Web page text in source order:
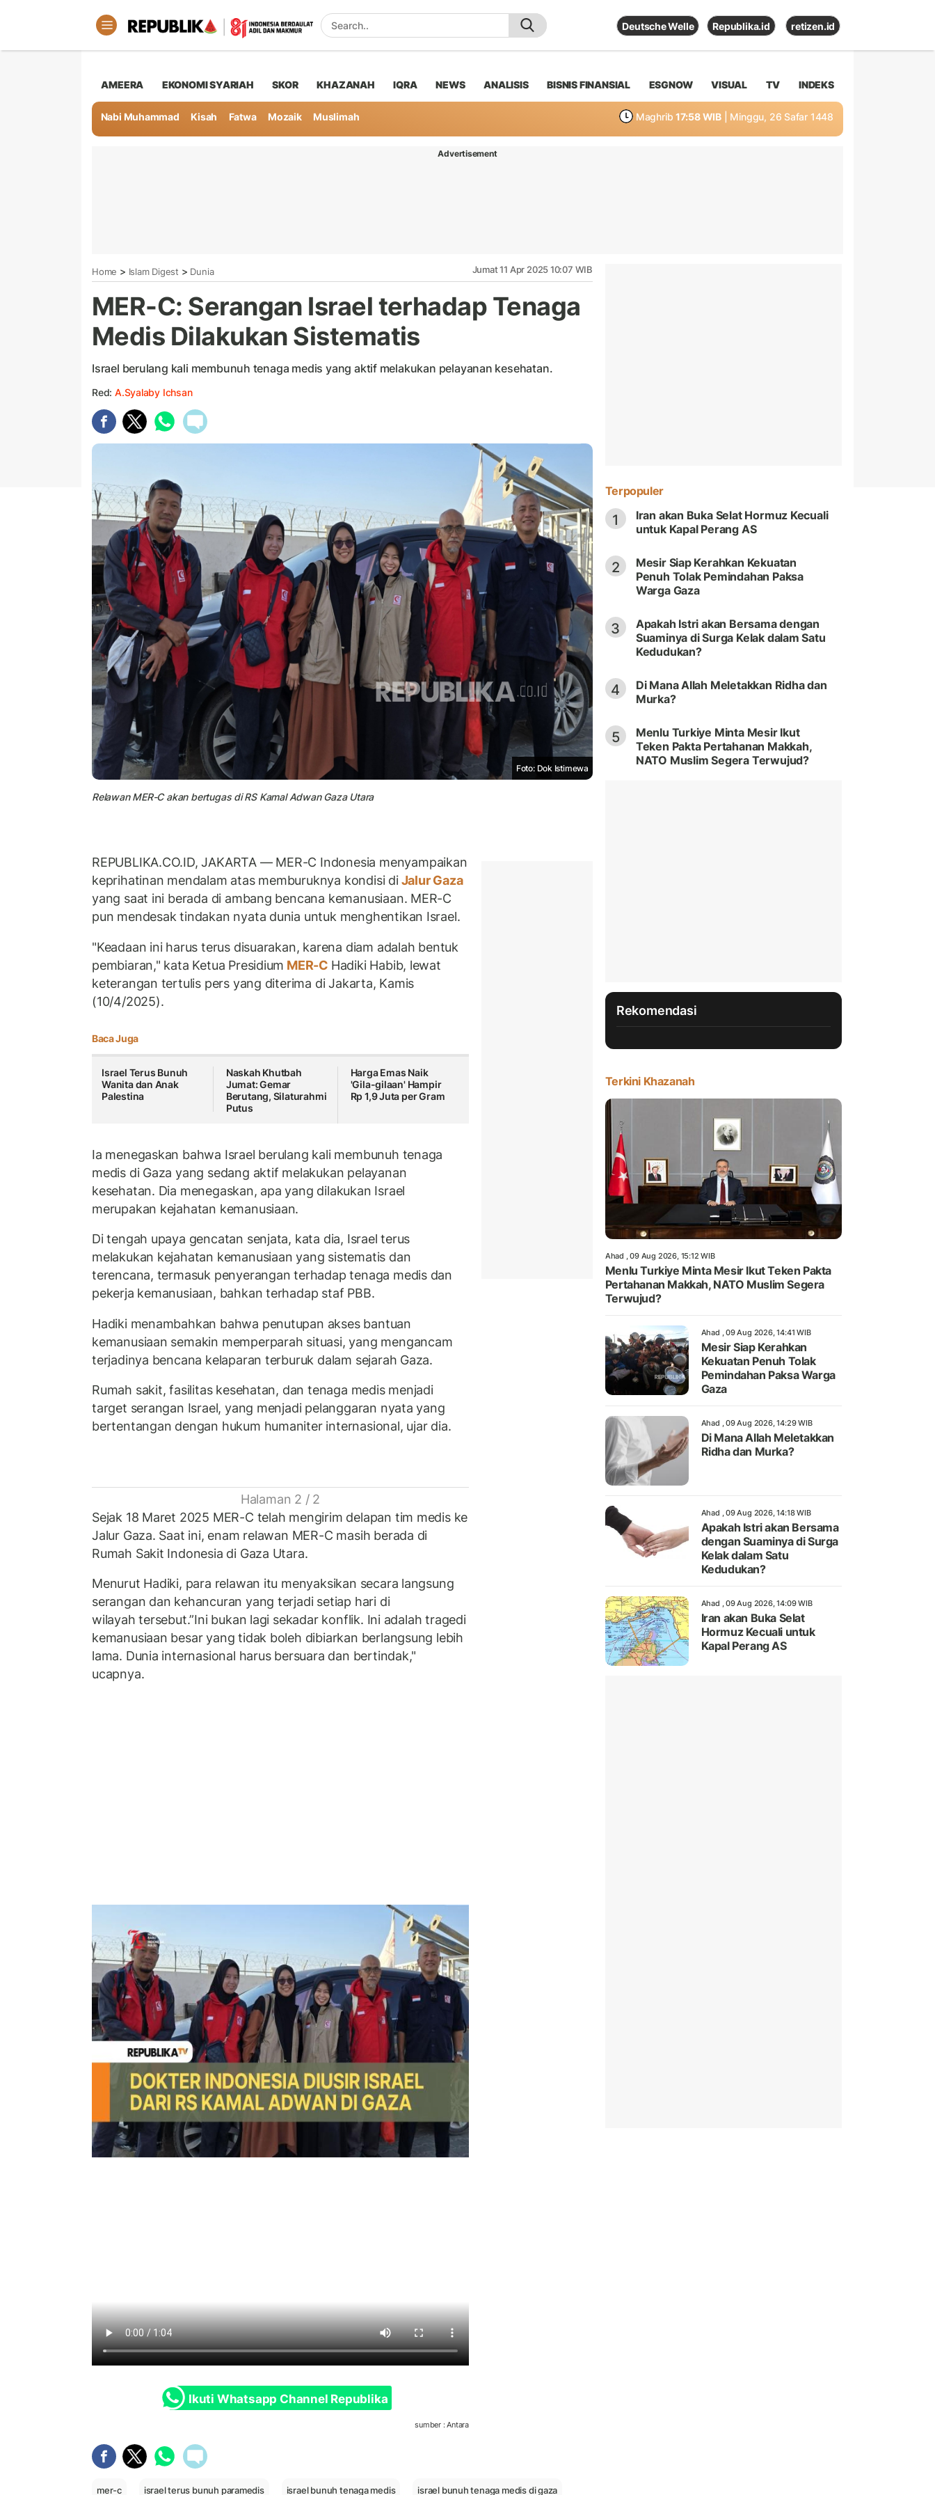
Deutsche Welle Republika.id retizen.id
AMEERA EKONOMI SYARIAH SKOR KHAZANAH IQRA NEWS ANALISIS BISNIS FINANSIAL ESGNOW VISUAL TV INDEKS
Nabi Muhammad Kisah Fatwa Mozaik Muslimah Maghrib 17:58 WIB | Minggu, 26 Safar 1448
Advertisement
Home > Islam Digest > Dunia Jumat 11 Apr 2025 10:07 WIB
MER-C: Serangan Israel terhadap Tenaga
Medis Dilakukan Sistematis
Israel berulang kali membunuh tenaga medis yang aktif melakukan pelayanan kesehatan.
Red: A.Syalaby Ichsan
Foto: Dok Istimewa
Relawan MER-C akan bertugas di RS Kamal Adwan Gaza Utara
REPUBLIKA.CO.ID, JAKARTA — MER-C Indonesia menyampaikan
keprihatinan mendalam atas memburuknya kondisi diJalur Gaza
yang saat ini berada di ambang bencana kemanusiaan. MER-C
pun mendesak tindakan nyata dunia untuk menghentikan Israel.
"Keadaan ini harus terus disuarakan, karena diam adalah bentuk
pembiaran," kata Ketua Presidium MER-C Hadiki Habib, lewat
keterangan tertulis pers yang diterima di Jakarta, Kamis
(10/4/2025).
Baca Juga
Israel Terus Bunuh
Wanita dan Anak
Palestina
Naskah Khutbah
Jumat: Gemar
Berutang, Silaturahmi
Putus
Harga Emas Naik
'Gila-gilaan' Hampir
Rp 1,9 Juta per Gram
Ia menegaskan bahwa Israel berulang kali membunuh tenaga
medis di Gaza yang sedang aktif melakukan pelayanan
kesehatan. Dia menegaskan, apa yang dilakukan Israel
merupakan kejahatan kemanusiaan.
Di tengah upaya gencatan senjata, kata dia, Israel terus
melakukan kejahatan kemanusiaan yang sistematis dan
terencana, termasuk penyerangan terhadap tenaga medis dan
pekerja kemanusiaan, bahkan terhadap staf PBB.
Hadiki menambahkan bahwa penutupan akses bantuan
kemanusiaan semakin memperparah situasi, yang mengancam
terjadinya bencana kelaparan terburuk dalam sejarah Gaza.
Rumah sakit, fasilitas kesehatan, dan tenaga medis menjadi
target serangan Israel, yang menjadi pelanggaran nyata yang
bertentangan dengan hukum humaniter internasional, ujar dia.
Halaman 2 / 2
Sejak 18 Maret 2025 MER-C telah mengirim delapan tim medis ke
Jalur Gaza. Saat ini, enam relawan MER-C masih berada di
Rumah Sakit Indonesia di Gaza Utara.
Menurut Hadiki, para relawan itu menyaksikan secara langsung
serangan dan kehancuran yang terjadi setiap hari di
wilayah tersebut.”Ini bukan lagi sekadar konflik. Ini adalah tragedi
kemanusiaan besar yang tidak boleh dibiarkan berlangsung lebih
lama. Dunia internasional harus bersuara dan bertindak,"
ucapnya.
Ikuti Whatsapp Channel Republika
sumber : Antara
mer-c israel terus bunuh paramedis israel bunuh tenaga medis israel bunuh tenaga medis di gaza
Terpopuler
1
Iran akan Buka Selat Hormuz Kecuali
untuk Kapal Perang AS
2
Mesir Siap Kerahkan Kekuatan
Penuh Tolak Pemindahan Paksa
Warga Gaza
3
Apakah Istri akan Bersama dengan
Suaminya di Surga Kelak dalam Satu
Kedudukan?
4
Di Mana Allah Meletakkan Ridha dan
Murka?
5
Menlu Turkiye Minta Mesir Ikut
Teken Pakta Pertahanan Makkah,
NATO Muslim Segera Terwujud?
Rekomendasi
Terkini Khazanah
Ahad , 09 Aug 2026, 15:12 WIB
Menlu Turkiye Minta Mesir Ikut Teken Pakta
Pertahanan Makkah, NATO Muslim Segera
Terwujud?
Ahad , 09 Aug 2026, 14:41 WIB
Mesir Siap Kerahkan
Kekuatan Penuh Tolak
Pemindahan Paksa Warga
Gaza
Ahad , 09 Aug 2026, 14:29 WIB
Di Mana Allah Meletakkan
Ridha dan Murka?
Ahad , 09 Aug 2026, 14:18 WIB
Apakah Istri akan Bersama
dengan Suaminya di Surga
Kelak dalam Satu
Kedudukan?
Ahad , 09 Aug 2026, 14:09 WIB
Iran akan Buka Selat
Hormuz Kecuali untuk
Kapal Perang AS